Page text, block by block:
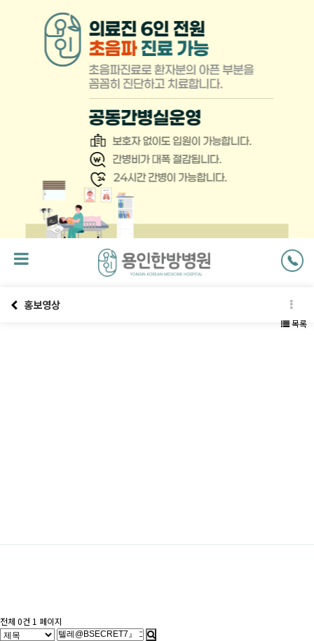
업
닫
기
홍보영상
목록
전체 0건 1 페이지